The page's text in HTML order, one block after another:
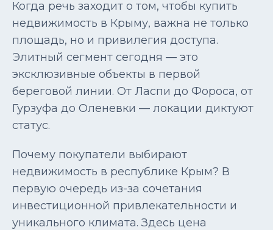
Когда речь заходит о том, чтобы купить
недвижимость в Крыму, важна не только
площадь, но и привилегия доступа.
Элитный сегмент сегодня — это
эксклюзивные объекты в первой
береговой линии. От Ласпи до Фороса, от
Гурзуфа до Оленевки — локации диктуют
статус.
Почему покупатели выбирают
недвижимость в республике Крым? В
первую очередь из-за сочетания
инвестиционной привлекательности и
уникального климата. Здесь цена